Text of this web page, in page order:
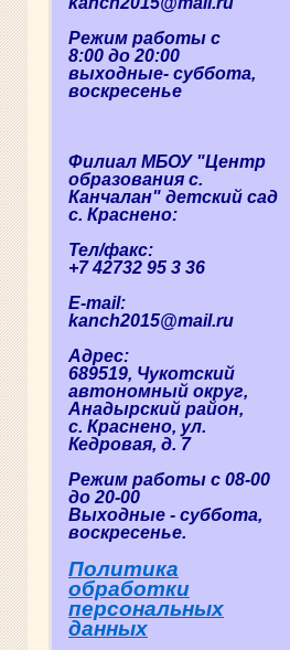
Режим работы с
8:00 до 20:00
выходные- суббота,
воскресенье
Филиал МБОУ "Центр
образования с.
Канчалан" детский сад
с. Краснено:
Тел/факс:
+7 42732 95 3 36
E-mail:
kanch2015@mail.ru
Адрес:
689519, Чукотский
автономный округ,
Анадырский район,
с. Краснено, ул.
Кедровая, д. 7
Режим работы с 08-00
до 20-00
Выходные - суббота,
воскресенье.
Политика
обработки
персональных
данных